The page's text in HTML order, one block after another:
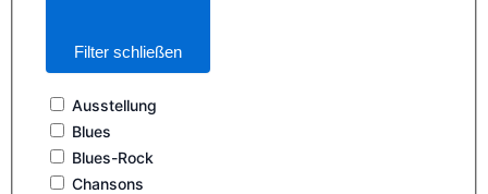
Filter schließen
Ausstellung
Blues
Blues-Rock
Chansons